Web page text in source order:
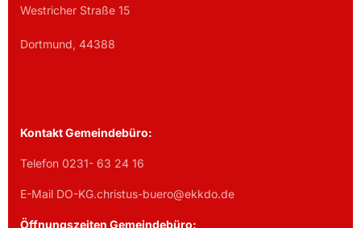
Westricher Straße 15
Dortmund, 44388
Kontakt Gemeindebüro:
Telefon 0231- 63 24 16
E-Mail DO-KG.christus-buero@ekkdo.de
Öffnungszeiten Gemeindebüro: